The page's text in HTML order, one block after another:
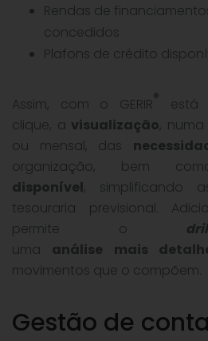
Rendas de
concedidos
Plafons de crédito
Assim, com o GERIR® está
clique, a visualização, numa
ou mensal, das
organização, bem
disponível, simplificando
tesouraria previsional.
permite o
uma análise mais
movimentos que o compõem.
Gestão de